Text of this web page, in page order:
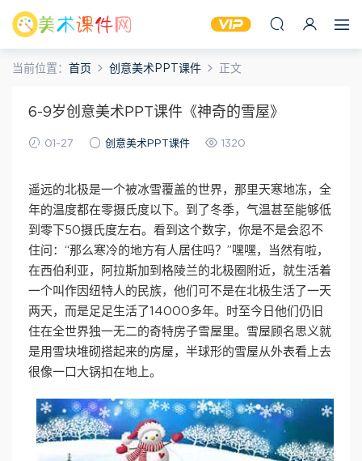
当前位置： 首页 创意美术PPT课件 正文
6-9岁创意美术PPT课件《神奇的雪屋》
01-27 创意美术PPT课件 1320
遥远的北极是一个被冰雪覆盖的世界，那里天寒地冻，全
年的温度都在零摄氏度以下。到了冬季，气温甚至能够低
到零下50摄氏度左右。看到这个数字，你是不是会忍不
住问：“那么寒冷的地方有人居住吗？”嘿嘿，当然有啦，
在西伯利亚，阿拉斯加到格陵兰的北极圈附近，就生活着
一个叫作因纽特人的民族，他们可不是在北极生活了一天
两天，而是足足生活了14000多年。时至今日他们仍旧
住在全世界独一无二的奇特房子雪屋里。雪屋顾名思义就
是用雪块堆砌搭起来的房屋，半球形的雪屋从外表看上去
很像一口大锅扣在地上。